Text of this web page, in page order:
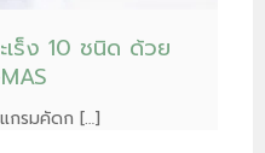
เร็ง 10 ชนิด ด้วย
กรมคัดก […]